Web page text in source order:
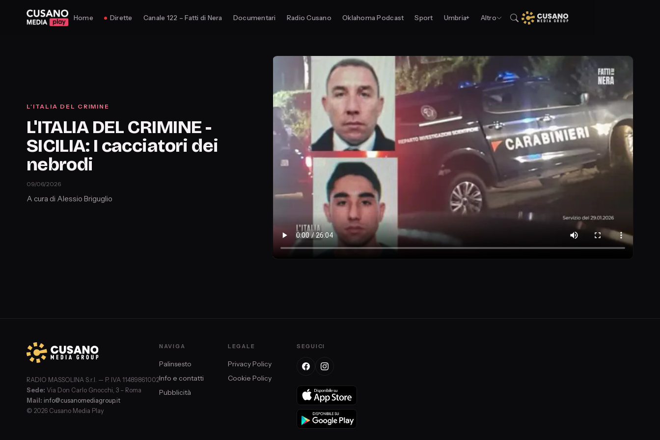
Home Dirette Canale 122 – Fatti di Nera Documentari Radio Cusano Oklahoma Podcast Sport Umbria+ Altro
L'ITALIA DEL CRIMINE
L'ITALIA DEL CRIMINE -
SICILIA: I cacciatori dei
nebrodi
09/06/2026
A cura di Alessio Briguglio
RADIO MASSOLINA S.r.l. — P. IVA 11489861002
Sede: Via Don Carlo Gnocchi, 3 – Roma
Mail: info@cusanomediagroup.it
© 2026 Cusano Media Play
NAVIGA
Palinsesto
Info e contatti
Pubblicità
LEGALE
Privacy Policy
Cookie Policy
SEGUICI